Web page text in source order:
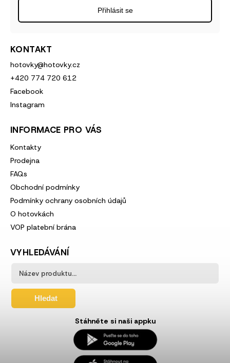
KONTAKT
hotovky@hotovky.cz
+420 774 720 612
Facebook
Instagram
INFORMACE PRO VÁS
Kontakty
Prodejna
FAQs
Obchodní podmínky
Podmínky ochrany osobních údajů
O hotovkách
VOP platební brána
VYHLEDÁVÁNÍ
Hledat
Přihlásit se
Stáhněte si naši appku